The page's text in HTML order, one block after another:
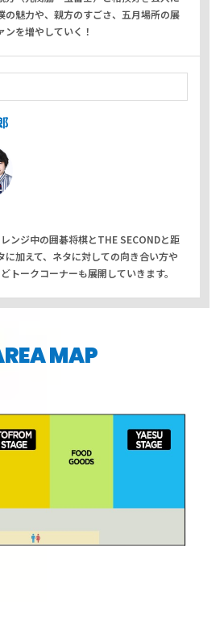
の魅力や、親方のすごさ、五月場所の展
を増やしていく！
ンジ中の囲碁将棋とTHE SECONDと距
に加えて、ネタに対しての向き合い方や
トークコーナーも展開していきます。
MAP